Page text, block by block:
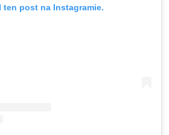
ten post na Instagramie.